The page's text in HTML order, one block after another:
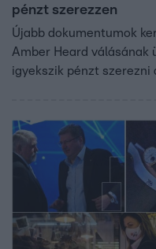
pénzt szerezzen
Újabb dokumentumok
Amber Heard válásának
igyekszik pénzt szerezni